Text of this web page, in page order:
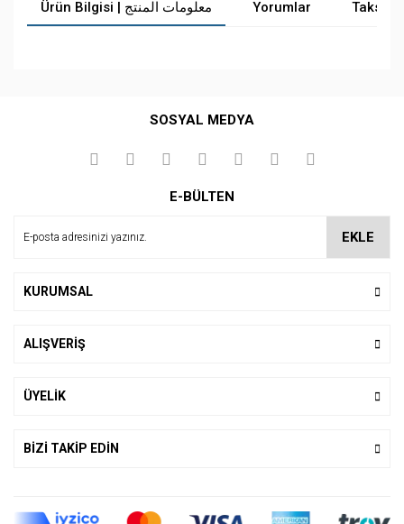
Ürün Bilgisi | معلومات المنتج Yorumlar Taksit
SOSYAL MEDYA
E-BÜLTEN
EKLE
KURUMSAL
ALIŞVERİŞ
ÜYELİK
BİZİ TAKİP EDİN